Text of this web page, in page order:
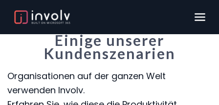
Einige unserer
Kundenszenarien
Organisationen auf der ganzen Welt
verwenden Involv.